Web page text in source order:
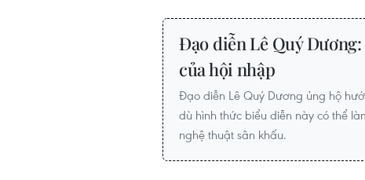
Đạo diễn Lê Quý
của hội nhập
Đạo diễn Lê Quý Dương ủng hộ
dù hình thức biểu diễn này có thể
nghệ thuật sân khấu.